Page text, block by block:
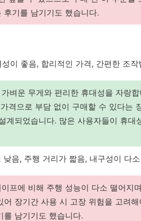
후기를 남기기도 했습니다.
이 좋음, 합리적인 가격, 간편한 조작
벼운 무게와 편리한 휴대성을 자랑
격으로 부담 없이 구매할 수 있다는
계되었습니다. 많은 사용자들이 휴대
낮음, 주행 거리가 짧음, 내구성이 다
프에 비해 주행 성능이 다소 떨어지
어 장기간 사용 시 고장 위험을 고려
를 남기기도 했습니다.